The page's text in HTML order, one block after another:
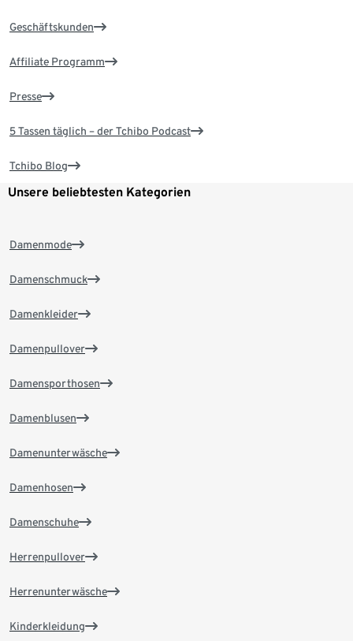
Geschäftskunden
Affiliate Programm
Presse
5 Tassen täglich – der Tchibo Podcast
Tchibo Blog
Unsere beliebtesten Kategorien
Damenmode
Damenschmuck
Damenkleider
Damenpullover
Damensporthosen
Damenblusen
Damenunterwäsche
Damenhosen
Damenschuhe
Herrenpullover
Herrenunterwäsche
Kinderkleidung